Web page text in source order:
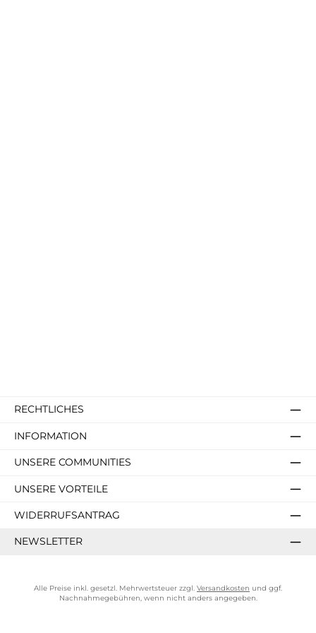
RECHTLICHES
INFORMATION
UNSERE COMMUNITIES
UNSERE VORTEILE
WIDERRUFSANTRAG
NEWSLETTER
Alle Preise inkl. gesetzl. Mehrwertsteuer zzgl. Versandkosten und ggf.
Nachnahmegebühren, wenn nicht anders angegeben.